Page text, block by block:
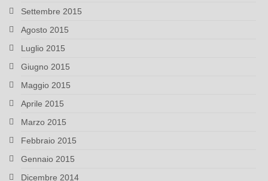
Settembre 2015
Agosto 2015
Luglio 2015
Giugno 2015
Maggio 2015
Aprile 2015
Marzo 2015
Febbraio 2015
Gennaio 2015
Dicembre 2014